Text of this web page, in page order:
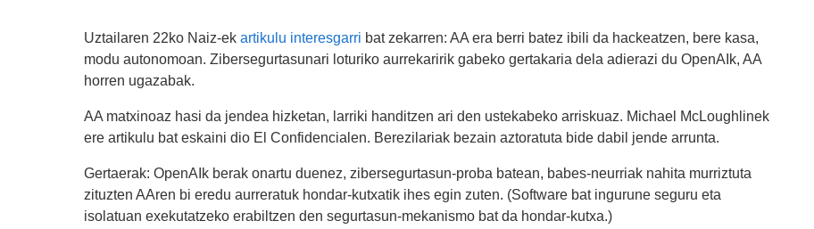
Uztailaren 22ko Naiz-ek artikulu interesgarri bat zekarren: AA era berri batez ibili da hackeatzen, bere kasa,
modu autonomoan. Zibersegurtasunari loturiko aurrekaririk gabeko gertakaria dela adierazi du OpenAIk, AA
horren ugazabak.
AA matxinoaz hasi da jendea hizketan, larriki handitzen ari den ustekabeko arriskuaz. Michael McLoughlinek
ere artikulu bat eskaini dio El Confidencialen. Berezilariak bezain aztoratuta bide dabil jende arrunta.
Gertaerak: OpenAIk berak onartu duenez, zibersegurtasun-proba batean, babes-neurriak nahita murriztuta
zituzten AAren bi eredu aurreratuk hondar-kutxatik ihes egin zuten. (Software bat ingurune seguru eta
isolatuan exekutatzeko erabiltzen den segurtasun-mekanismo bat da hondar-kutxa.)